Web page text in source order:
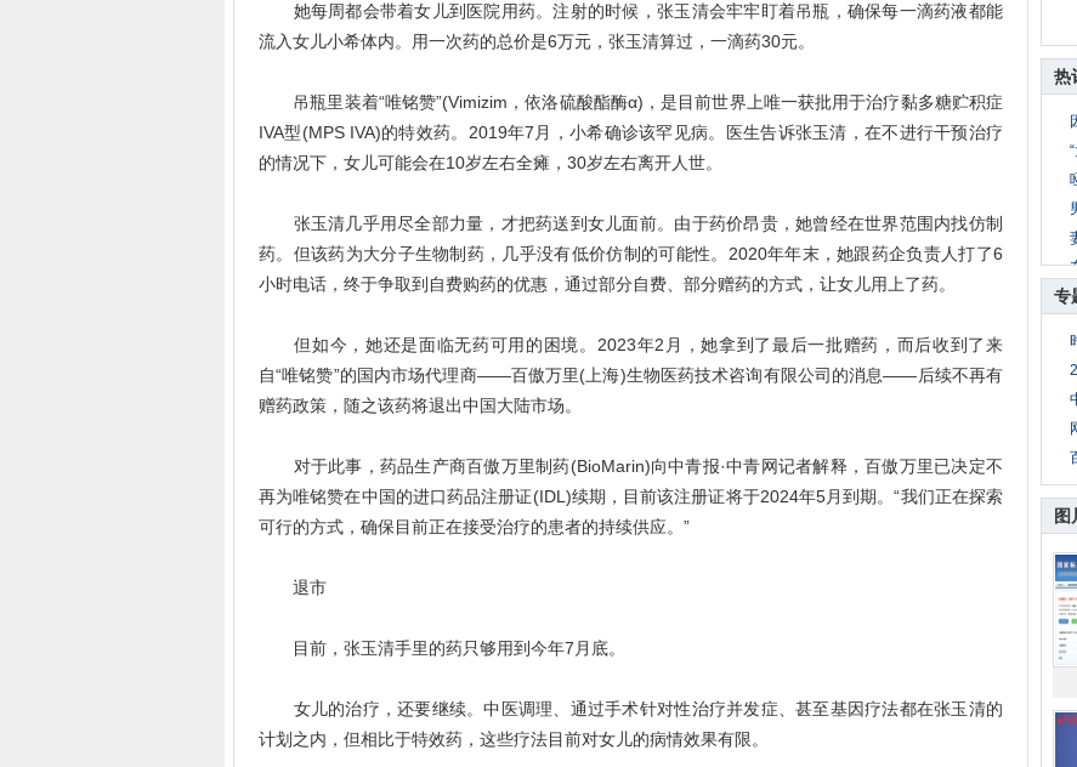
热
专
图
她每周都会带着女儿到医院用药。注射的时候，张玉清会牢牢盯着吊瓶，确保每一滴药液都能
流入女儿小希体内。用一次药的总价是6万元，张玉清算过，一滴药30元。
吊瓶里装着“唯铭赞”(Vimizim，依洛硫酸酯酶α)，是目前世界上唯一获批用于治疗黏多糖贮积症
IVA型(MPS IVA)的特效药。2019年7月，小希确诊该罕见病。医生告诉张玉清，在不进行干预治疗
的情况下，女儿可能会在10岁左右全瘫，30岁左右离开人世。
张玉清几乎用尽全部力量，才把药送到女儿面前。由于药价昂贵，她曾经在世界范围内找仿制
药。但该药为大分子生物制药，几乎没有低价仿制的可能性。2020年年末，她跟药企负责人打了6
小时电话，终于争取到自费购药的优惠，通过部分自费、部分赠药的方式，让女儿用上了药。
但如今，她还是面临无药可用的困境。2023年2月，她拿到了最后一批赠药，而后收到了来
自“唯铭赞”的国内市场代理商——百傲万里(上海)生物医药技术咨询有限公司的消息——后续不再有
赠药政策，随之该药将退出中国大陆市场。
对于此事，药品生产商百傲万里制药(BioMarin)向中青报·中青网记者解释，百傲万里已决定不
再为唯铭赞在中国的进口药品注册证(IDL)续期，目前该注册证将于2024年5月到期。“我们正在探索
可行的方式，确保目前正在接受治疗的患者的持续供应。”
退市
目前，张玉清手里的药只够用到今年7月底。
女儿的治疗，还要继续。中医调理、通过手术针对性治疗并发症、甚至基因疗法都在张玉清的
计划之内，但相比于特效药，这些疗法目前对女儿的病情效果有限。